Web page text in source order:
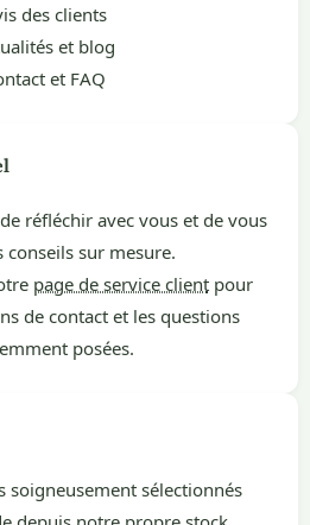
des clients
et blog
et FAQ
réfléchir avec vous et de vous
sur mesure.
page de service clientpour
de contact et les questions
posées.
soigneusement sélectionnés